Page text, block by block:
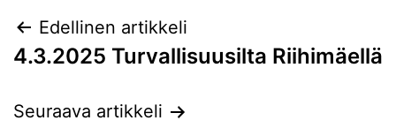
Artikkelien
selaus
Edellinen artikkeli
4.3.2025 Turvallisuusilta Riihimäellä
Seuraava artikkeli